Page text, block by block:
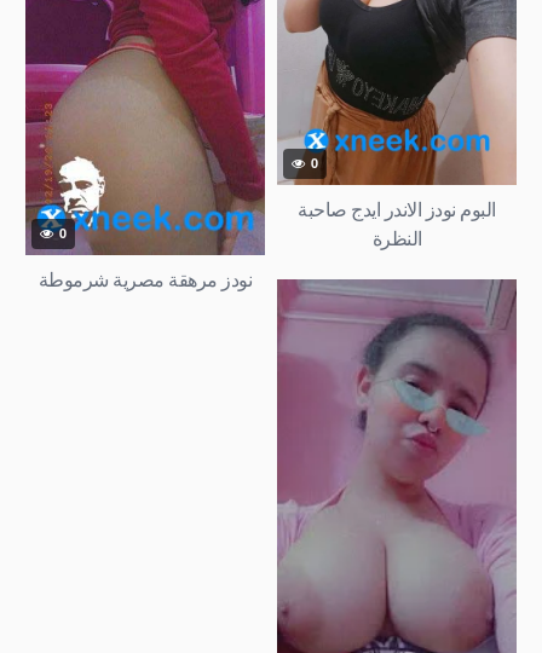
0
نودز مرهقة مصرية شرموطة
0
البوم نودز الاندر ايدج صاحبة
النظرة